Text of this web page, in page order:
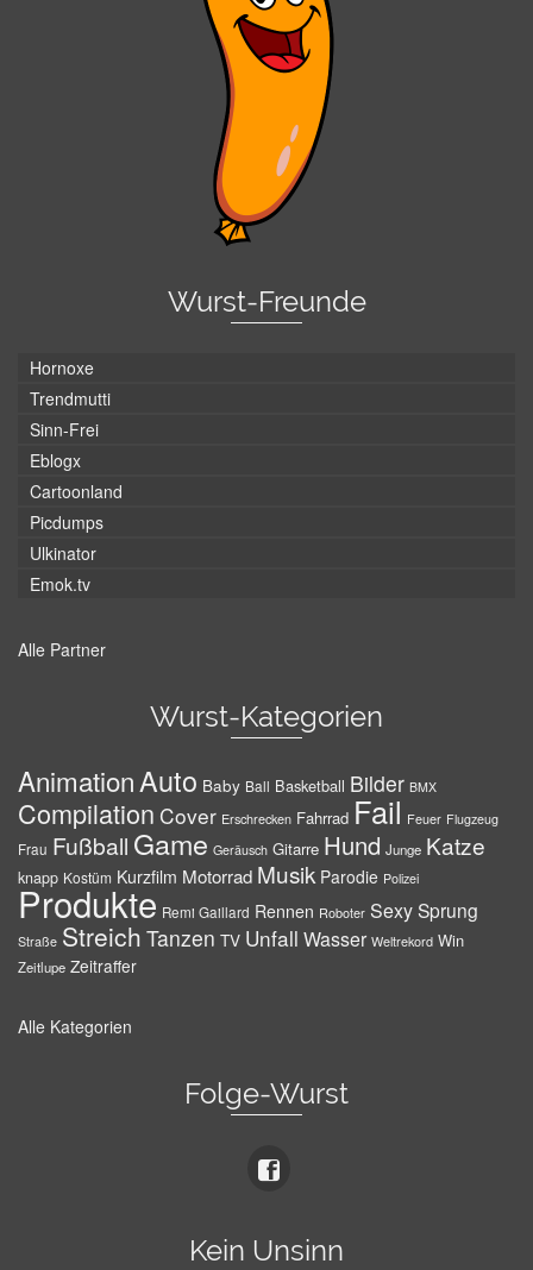
Wurst-Freunde
Hornoxe
Trendmutti
Sinn-Frei
Eblogx
Cartoonland
Picdumps
Ulkinator
Emok.tv
Alle Partner
Wurst-Kategorien
AnimationAuto Baby Ball Basketball Bilder BMX
Compilation Cover Erschrecken Fahrrad Fail Feuer Flugzeug
Frau Fußball Game Geräusch Gitarre Hund Junge Katze
knapp Kostüm Kurzfilm Motorrad Musik Parodie Polizei
Produkte Remi Gaillard Rennen Roboter SexySprung
Straße Streich Tanzen TV Unfall Wasser Weltrekord Win
Zeitlupe Zeitraffer
Alle Kategorien
Folge-Wurst
Kein Unsinn